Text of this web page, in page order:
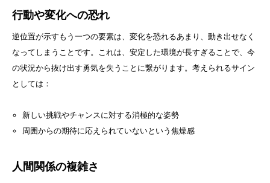
行動や変化への恐れ
逆位置が示すもう一つの要素は、変化を恐れるあまり、動き出せなく
なってしまうことです。これは、安定した環境が長すぎることで、今
の状況から抜け出す勇気を失うことに繋がります。考えられるサイン
としては：
新しい挑戦やチャンスに対する消極的な姿勢
周囲からの期待に応えられていないという焦燥感
人間関係の複雑さ